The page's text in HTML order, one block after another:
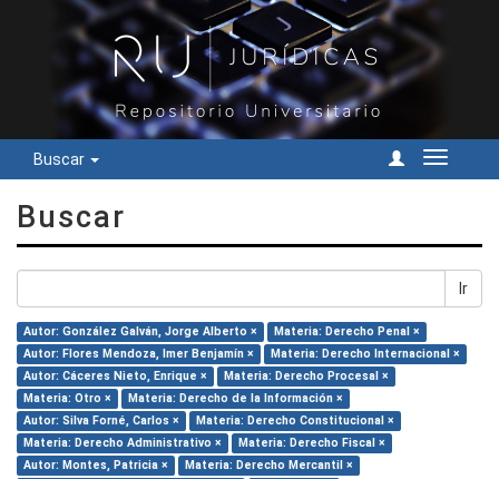
Buscar
Cambiar
Buscar
Ir
Autor: González Galván, Jorge Alberto ×
Materia: Derecho Penal ×
Autor: Flores Mendoza, Imer Benjamín ×
Materia: Derecho Internacional ×
Autor: Cáceres Nieto, Enrique ×
Materia: Derecho Procesal ×
Materia: Otro ×
Materia: Derecho de la Información ×
Autor: Silva Forné, Carlos ×
Materia: Derecho Constitucional ×
Materia: Derecho Administrativo ×
Materia: Derecho Fiscal ×
Autor: Montes, Patricia ×
Materia: Derecho Mercantil ×